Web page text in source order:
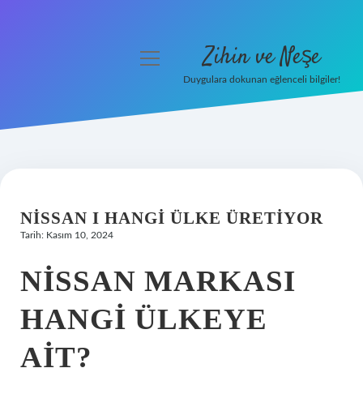
Hakkımızda
menüyü
Zihin ve Neşe
Duygulara dokunan eğlenceli bilgiler!
NISSAN I HANGI ÜLKE ÜRETIYOR
Tarih: Kasım 10, 2024
NISSAN MARKASI
HANGI ÜLKEYE
AIT?